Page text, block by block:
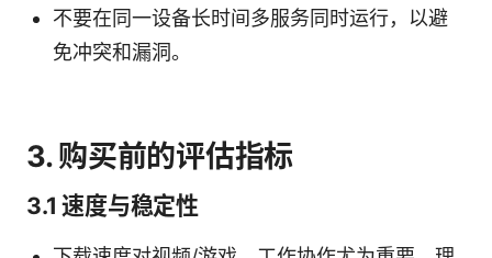
不要在同一设备长时间多服务同时运行，以避
免冲突和漏洞。
3. 购买前的评估指标
3.1 速度与稳定性